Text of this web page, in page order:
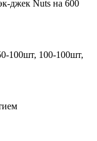
джек Nuts на 600
100шт, 100-100шт,